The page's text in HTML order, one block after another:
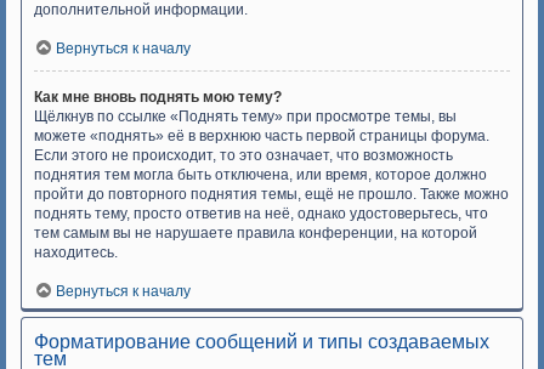
дополнительной информации.
Вернуться к началу
Как мне вновь поднять мою тему?
Щёлкнув по ссылке «Поднять тему» при просмотре темы, вы
можете «поднять» её в верхнюю часть первой страницы форума.
Если этого не происходит, то это означает, что возможность
поднятия тем могла быть отключена, или время, которое должно
пройти до повторного поднятия темы, ещё не прошло. Также можно
поднять тему, просто ответив на неё, однако удостоверьтесь, что
тем самым вы не нарушаете правила конференции, на которой
находитесь.
Вернуться к началу
Форматирование сообщений и типы создаваемых
тем